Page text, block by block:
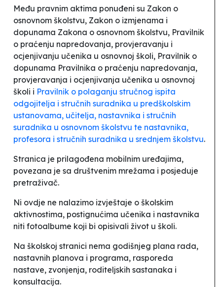
Među pravnim aktima ponuđeni su Zakon o
osnovnom školstvu, Zakon o izmjenama i
dopunama Zakona o osnovnom školstvu, Pravilnik
o praćenju napredovanja, provjeravanju i
ocjenjivanju učenika u osnovnoj školi, Pravilnik o
dopunama Pravilnika o praćenju napredovanja,
provjeravanja i ocjenjivanja učenika u osnovnoj
školi i Pravilnik o polaganju stručnog ispita
odgojitelja i stručnih suradnika u predškolskim
ustanovama, učitelja, nastavnika i stručnih
suradnika u osnovnom školstvu te nastavnika,
profesora i stručnih suradnika u srednjem školstvu.
Stranica je prilagođena mobilnim uređajima,
povezana je sa društvenim mrežama i posjeduje
pretraživač.
Ni ovdje ne nalazimo izvještaje o školskim
aktivnostima, postignućima učenika i nastavnika
niti fotoalbume koji bi opisivali život u školi.
Na školskoj stranici nema godišnjeg plana rada,
nastavnih planova i programa, rasporeda
nastave, zvonjenja, roditeljskih sastanaka i
konsultacija.